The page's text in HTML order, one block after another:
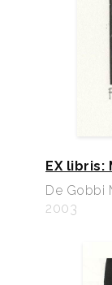
EX libris:
De Gobbi
2003